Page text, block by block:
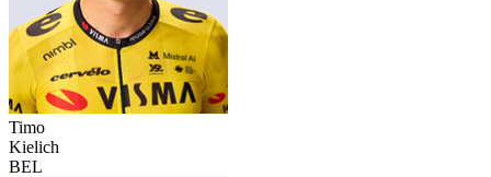
Timo
Kielich
BEL